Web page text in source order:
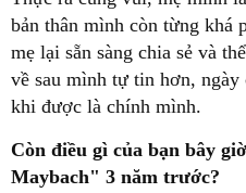
bản thân mình còn từng khá
mẹ lại sẵn sàng chia sẻ và
về sau mình tự tin hơn,
khi được là chính mình.
Còn điều gì của bạn bây
Maybach" 3 năm trước?